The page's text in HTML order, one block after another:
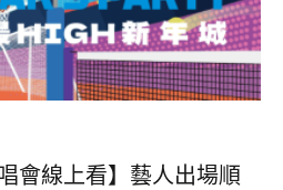
會線上看】藝人出場順